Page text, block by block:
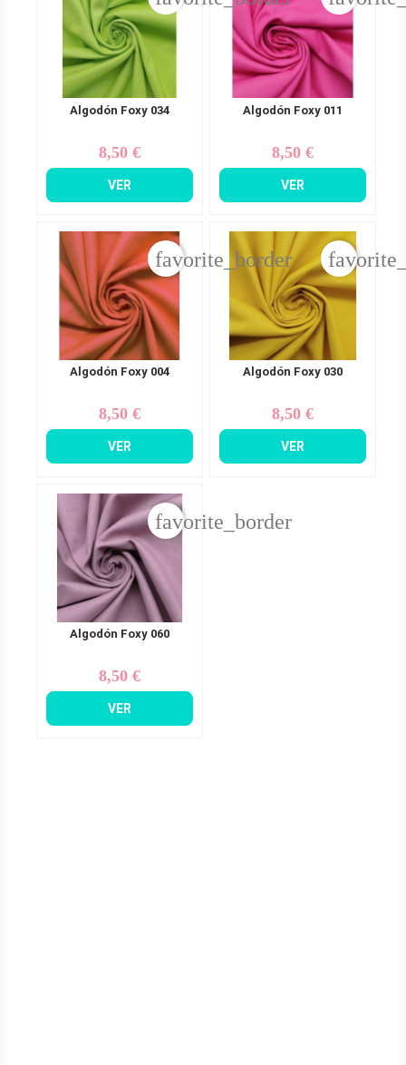
Algodón Foxy 034
Precio
8,50 €
VER
Algodón Foxy 011
Precio
8,50 €
VER
Algodón Foxy 004
Precio
8,50 €
VER
favorite_border
Algodón Foxy 030
Precio
8,50 €
VER
Algodón Foxy 060
Precio
8,50 €
VER
favorite_border